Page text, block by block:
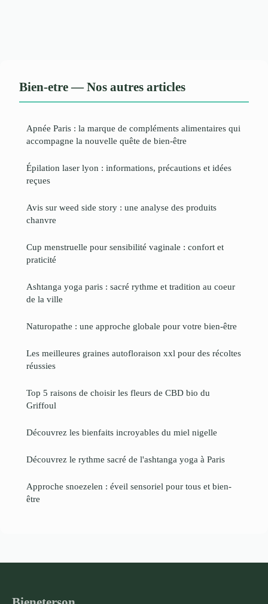
Bien-etre — Nos autres articles
Apnée Paris : la marque de compléments alimentaires qui
accompagne la nouvelle quête de bien-être
Épilation laser lyon : informations, précautions et idées
reçues
Avis sur weed side story : une analyse des produits
chanvre
Cup menstruelle pour sensibilité vaginale : confort et
praticité
Ashtanga yoga paris : sacré rythme et tradition au coeur
de la ville
Naturopathe : une approche globale pour votre bien-être
Les meilleures graines autofloraison xxl pour des récoltes
réussies
Top 5 raisons de choisir les fleurs de CBD bio du
Griffoul
Découvrez les bienfaits incroyables du miel nigelle
Découvrez le rythme sacré de l'ashtanga yoga à Paris
Approche snoezelen : éveil sensoriel pour tous et bien-
être